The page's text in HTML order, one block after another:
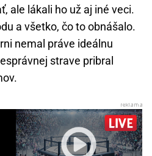
ale lákali ho už aj iné veci.
a všetko, čo to obnášalo.
nemal práve ideálnu
strave pribral